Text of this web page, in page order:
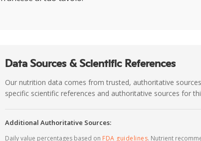
Data Sources & Scientific References
Our nutrition data comes from trusted, authoritative
specific scientific references and authoritative sources for
Additional Authoritative Sources:
Daily value percentages based on FDA guidelines. Nutrient